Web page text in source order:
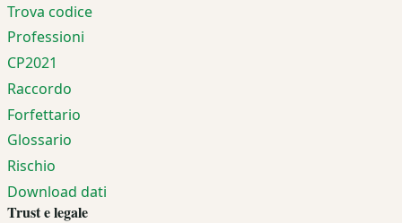
Trova codice
Professioni
CP2021
Raccordo
Forfettario
Glossario
Rischio
Download dati
Trust e legale